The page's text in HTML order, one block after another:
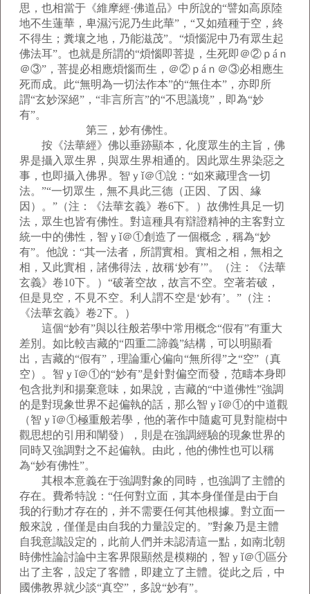
思，也相當于《維摩經·佛道品》中所說的“譬如高原陸
地不生蓮華，卑濕污泥乃生此華”，“又如殖種于空，終
不得生；糞壤之地，乃能滋茂”。“煩惱泥中乃有眾生起
佛法耳”。也就是所謂的“煩惱即菩提，生死即＠②ｐáｎ
＠③”，菩提必相應煩惱而生，＠②ｐáｎ＠③必相應生
死而成。此“無明為一切法作本”的“無住本”，亦即所
謂“玄妙深絕”，“非言所言”的“不思議境”，即為“妙
有”。
第三，妙有佛性。
按《法華經》佛以垂跡顯本，化度眾生的主旨，佛
界是攝入眾生界，與眾生界相通的。因此眾生界染惡之
事，也即攝入佛界。智ｙǐ＠①說：“如來藏理含一切
法。”“一切眾生，無不具此三德（正因、了因、緣
因）。”（注：《法華玄義》卷6下。）故佛性具足一切
法，眾生也皆有佛性。對這種具有辯證精神的主客對立
統一中的佛性，智ｙǐ＠①創造了一個概念，稱為“妙
有”。他說：“其一法者，所謂實相。實相之相，無相之
相，又此實相，諸佛得法，故稱‘妙有’”。（注：《法華
玄義》卷10下。）“破著空故，故言不空。空著若破，
但是見空，不見不空。利人謂不空是‘妙有’。”（注：
《法華玄義》卷2下。）
這個“妙有”與以往般若學中常用概念“假有”有重大
差別。如比較吉藏的“四重二諦義”結構，可以明顯看
出，吉藏的“假有”，理論重心偏向“無所得”之“空”（真
空）。智ｙǐ＠①的“妙有”是針對偏空而發，范疇本身即
包含批判和揚棄意味，如果說，吉藏的“中道佛性”強調
的是對現象世界不起偏執的話，那么智ｙǐ＠①的中道觀
（智ｙǐ＠①極重般若學，他的著作中隨處可見對龍樹中
觀思想的引用和闡發），則是在強調經驗的現象世界的
同時又強調對之不起偏執。由此，他的佛性也可以稱
為“妙有佛性”。
其根本意義在于強調對象的同時，也強調了主體的
存在。費希特說：“任何對立面，其本身僅僅是由于自
我的行動才存在的，并不需要任何其他根據。對立面一
般來說，僅僅是由自我的力量設定的。”對象乃是主體
自我意識設定的，此前人們并未認清這一點，如南北朝
時佛性論討論中主客界限顯然是模糊的，智ｙǐ＠①區分
出了主客，設定了客體，即建立了主體。從此之后，中
國佛教界就少談“真空”，多說“妙有”。